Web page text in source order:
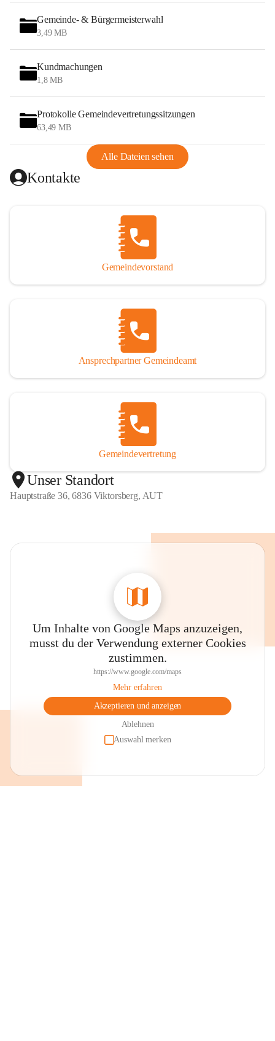
Gemeinde- & Bürgermeisterwahl
3,49 MB
Kundmachungen
1,8 MB
Protokolle Gemeindevertretungssitzungen
63,49 MB
Alle Dateien sehen
Kontakte
Gemeindevorstand
Ansprechpartner Gemeindeamt
Gemeindevertretung
Unser Standort
Hauptstraße 36, 6836 Viktorsberg, AUT
Um Inhalte von Google Maps anzuzeigen,
musst du der Verwendung externer Cookies
zustimmen.
https://www.google.com/maps
Mehr erfahren
Akzeptieren und anzeigen
Ablehnen
Auswahl merken